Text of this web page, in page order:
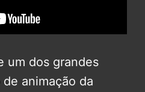
um dos grandes
animação da